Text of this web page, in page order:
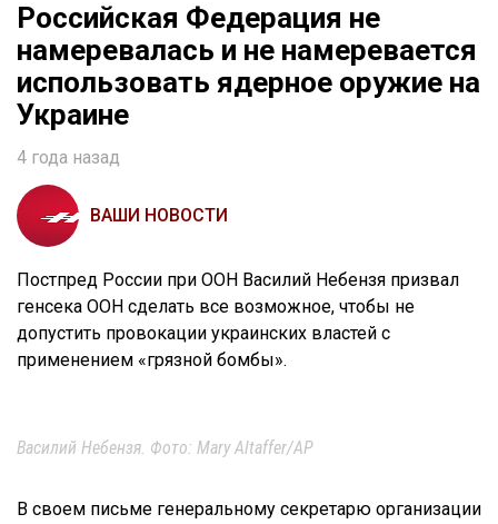
Российская Федерация не
намеревалась и не намеревается
использовать ядерное оружие на
Украине
4 года назад
ВАШИ НОВОСТИ
Постпред России при ООН Василий Небензя призвал
генсека ООН сделать все возможное, чтобы не
допустить провокации украинских властей с
применением «грязной бомбы».
Василий Небензя. Фото: Mary Altaffer/AP
В своем письме генеральному секретарю организации